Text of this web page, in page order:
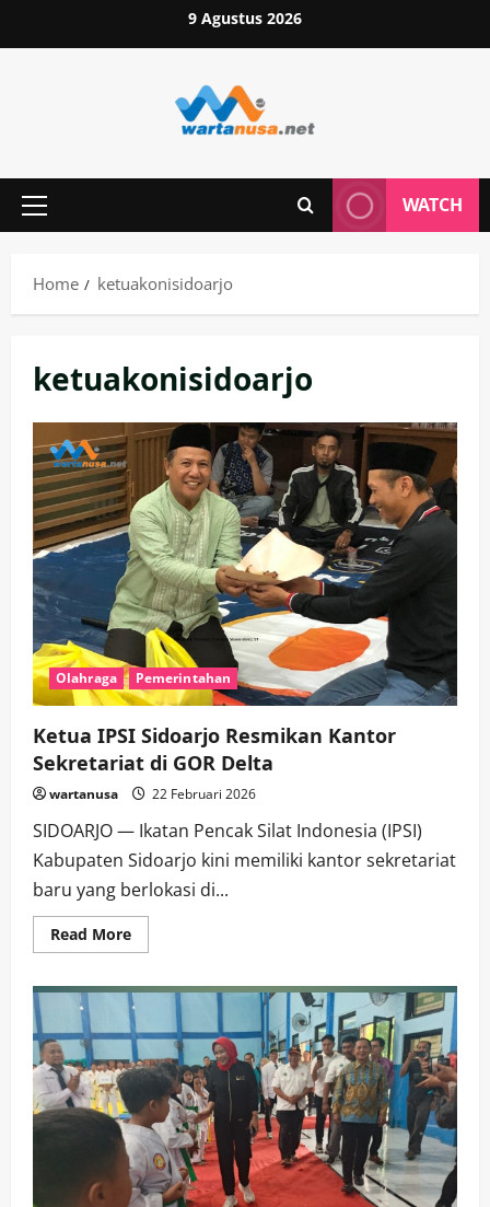
to
9 Agustus 2026
Primary
WATCH
Home ketuakonisidoarjo
ketuakonisidoarjo
Olahraga Pemerintahan
Ketua IPSI Sidoarjo Resmikan Kantor
Sekretariat di GOR Delta
wartanusa 22 Februari 2026
SIDOARJO — Ikatan Pencak Silat Indonesia (IPSI)
Kabupaten Sidoarjo kini memiliki kantor sekretariat
baru yang berlokasi di...
Read MoreRead
more
IPSI
Sidoarjo
Resmikan
Kantor
Sekretariat
di
GOR
Delta